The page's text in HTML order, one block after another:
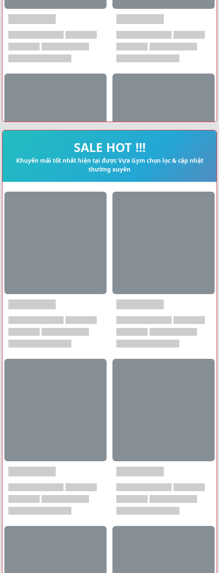
SALE HOT !!!
Khuyến mãi tốt nhất hiện tại được Vựa Gym chọn lọc & cập nhật
thường xuyên